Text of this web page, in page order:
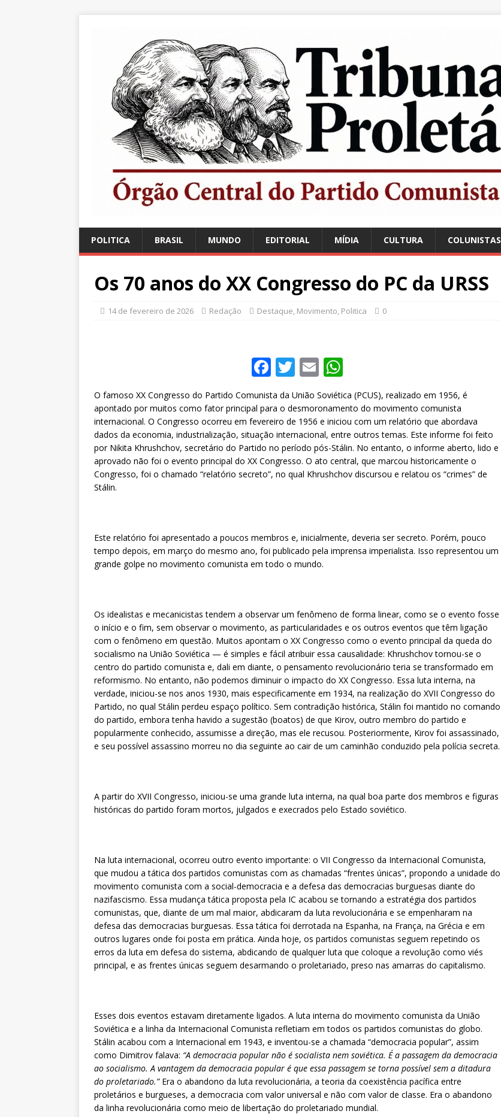
POLITICA BRASIL MUNDO EDITORIAL MÍDIA CULTURA COLUNISTAS
Os 70 anos do XX Congresso do PC da URSS
14 de fevereiro de 2026 Redação Destaque, Movimento, Politica 0
F
a
c
e
b
o
o
T
w
it
te
r
E
m
ai
l
h
at
s
A
p
p
O famoso XX Congresso do Partido Comunista da União Soviética (PCUS), realizado em 1956, é
apontado por muitos como fator principal para o desmoronamento do movimento comunista
internacional. O Congresso ocorreu em fevereiro de 1956 e iniciou com um relatório que abordava
dados da economia, industrialização, situação internacional, entre outros temas. Este informe foi feito
por Nikita Khrushchov, secretário do Partido no período pós-Stálin. No entanto, o informe aberto, lido e
aprovado não foi o evento principal do XX Congresso. O ato central, que marcou historicamente o
Congresso, foi o chamado “relatório secreto”, no qual Khrushchov discursou e relatou os “crimes” de
Stálin.
Este relatório foi apresentado a poucos membros e, inicialmente, deveria ser secreto. Porém, pouco
tempo depois, em março do mesmo ano, foi publicado pela imprensa imperialista. Isso representou um
grande golpe no movimento comunista em todo o mundo.
Os idealistas e mecanicistas tendem a observar um fenômeno de forma linear, como se o evento fosse
o início e o fim, sem observar o movimento, as particularidades e os outros eventos que têm ligação
com o fenômeno em questão. Muitos apontam o XX Congresso como o evento principal da queda do
socialismo na União Soviética — é simples e fácil atribuir essa causalidade: Khrushchov tornou-se o
centro do partido comunista e, dali em diante, o pensamento revolucionário teria se transformado em
reformismo. No entanto, não podemos diminuir o impacto do XX Congresso. Essa luta interna, na
verdade, iniciou-se nos anos 1930, mais especificamente em 1934, na realização do XVII Congresso do
Partido, no qual Stálin perdeu espaço político. Sem contradição histórica, Stálin foi mantido no comando
do partido, embora tenha havido a sugestão (boatos) de que Kirov, outro membro do partido e
popularmente conhecido, assumisse a direção, mas ele recusou. Posteriormente, Kirov foi assassinado,
e seu possível assassino morreu no dia seguinte ao cair de um caminhão conduzido pela polícia secreta.
A partir do XVII Congresso, iniciou-se uma grande luta interna, na qual boa parte dos membros e figuras
históricas do partido foram mortos, julgados e execrados pelo Estado soviético.
Na luta internacional, ocorreu outro evento importante: o VII Congresso da Internacional Comunista,
que mudou a tática dos partidos comunistas com as chamadas “frentes únicas”, propondo a unidade do
movimento comunista com a social-democracia e a defesa das democracias burguesas diante do
nazifascismo. Essa mudança tática proposta pela IC acabou se tornando a estratégia dos partidos
comunistas, que, diante de um mal maior, abdicaram da luta revolucionária e se empenharam na
defesa das democracias burguesas. Essa tática foi derrotada na Espanha, na França, na Grécia e em
outros lugares onde foi posta em prática. Ainda hoje, os partidos comunistas seguem repetindo os
erros da luta em defesa do sistema, abdicando de qualquer luta que coloque a revolução como viés
principal, e as frentes únicas seguem desarmando o proletariado, preso nas amarras do capitalismo.
Esses dois eventos estavam diretamente ligados. A luta interna do movimento comunista da União
Soviética e a linha da Internacional Comunista refletiam em todos os partidos comunistas do globo.
Stálin acabou com a Internacional em 1943, e inventou-se a chamada “democracia popular”, assim
como Dimitrov falava: “A democracia popular não é socialista nem soviética. É a passagem da democracia
ao socialismo. A vantagem da democracia popular é que essa passagem se torna possível sem a ditadura
do proletariado.”Era o abandono da luta revolucionária, a teoria da coexistência pacífica entre
proletários e burgueses, a democracia com valor universal e não com valor de classe. Era o abandono
da linha revolucionária como meio de libertação do proletariado mundial.